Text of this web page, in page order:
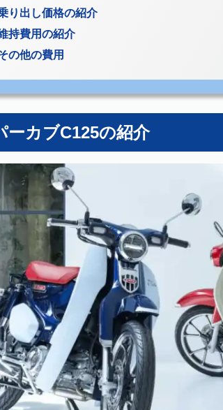
り出し価格の紹介
持費用の紹介
の他の費用
ーカブC125の紹介